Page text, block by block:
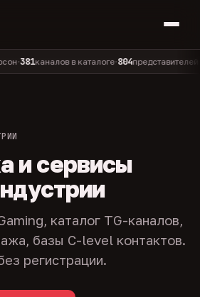
каналов в каталоге•804представителей•325
и сервисы
каталог TG-каналов,
базы C-level контактов.
регистрации.